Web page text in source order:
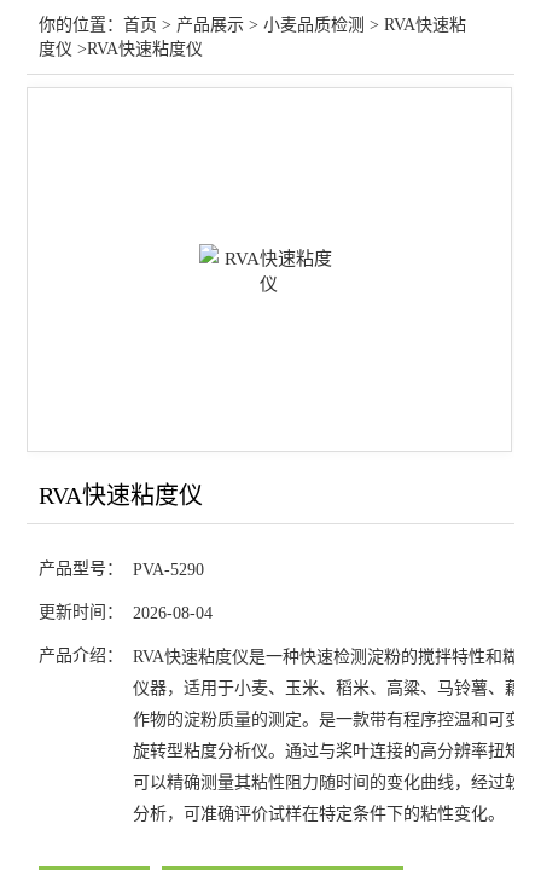
小麦硬度指数测定仪
全自动溶剂保持力测定仪
面团拉伸仪PE-E
混样润麦仪
小麦粉加工精度测定仪
直链淀粉速测仪
你的位置：首页 > 产品展示 >小麦品质检测 >RVA快速粘
度仪 >RVA快速粘度仪
RVA快速粘度仪
产品型号： PVA-5290
更新时间： 2026-08-04
产品介绍：
RVA快速粘度仪是一种快速检测淀粉的搅拌特性和糊化
仪器，适用于小麦、玉米、稻米、高粱、马铃薯、藕
作物的淀粉质量的测定。是一款带有程序控温和可变
旋转型粘度分析仪。通过与桨叶连接的高分辨率扭矩
可以精确测量其粘性阻力随时间的变化曲线，经过软
分析，可准确评价试样在特定条件下的粘性变化。